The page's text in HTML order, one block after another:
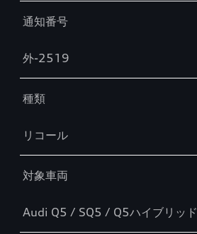
通知番号
外-2519
種類
リコール
対象車両
Audi Q5 / SQ5 / Q5ハイブリッド